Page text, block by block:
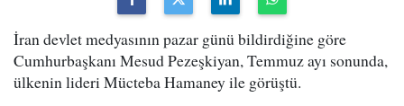
İran devlet medyasının pazar günü bildirdiğine göre
Cumhurbaşkanı Mesud Pezeşkiyan, Temmuz ayı sonunda,
ülkenin lideri Mücteba Hamaney ile görüştü.